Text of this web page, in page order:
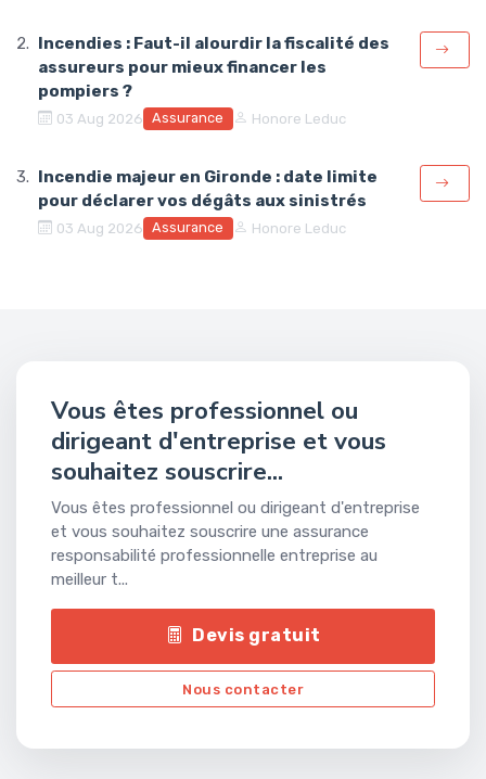
Incendies : Faut-il alourdir la fiscalité des
assureurs pour mieux financer les
pompiers ?
03 Aug 2026 Assurance Honore Leduc
Incendie majeur en Gironde : date limite
pour déclarer vos dégâts aux sinistrés
03 Aug 2026 Assurance Honore Leduc
Vous êtes professionnel ou
dirigeant d'entreprise et vous
souhaitez souscrire...
Vous êtes professionnel ou dirigeant d'entreprise
et vous souhaitez souscrire une assurance
responsabilité professionnelle entreprise au
meilleur t...
Devis gratuit
Nous contacter